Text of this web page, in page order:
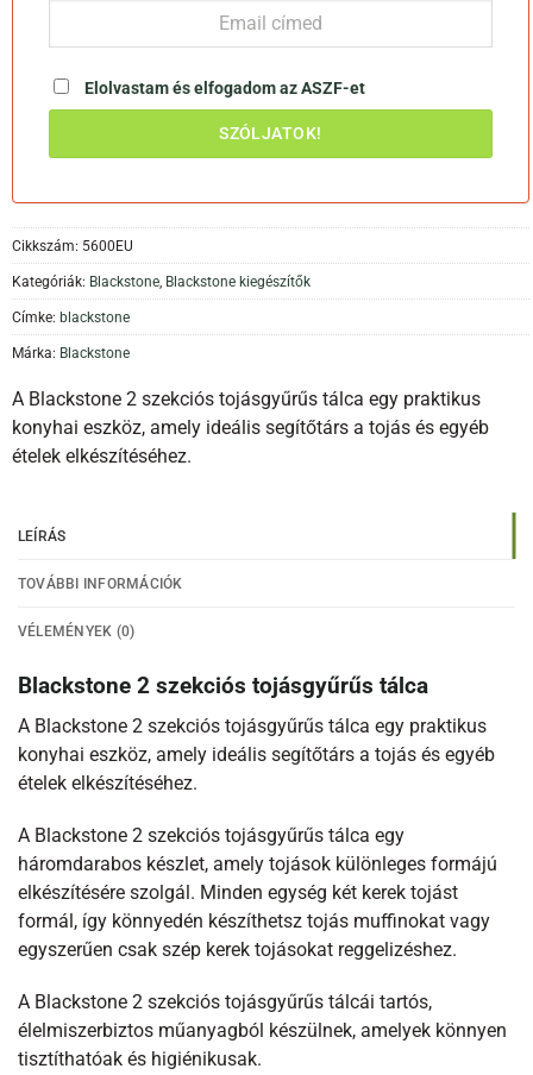
Elolvastam és elfogadom azASZF-et
Cikkszám: 5600EU
Kategóriák: Blackstone, Blackstone kiegészítők
Címke: blackstone
Márka: Blackstone
A Blackstone 2 szekciós tojásgyűrűs tálca egy praktikus
konyhai eszköz, amely ideális segítőtárs a tojás és egyéb
ételek elkészítéséhez.
LEÍRÁS
TOVÁBBI INFORMÁCIÓK
VÉLEMÉNYEK (0)
Blackstone 2 szekciós tojásgyűrűs tálca
A Blackstone 2 szekciós tojásgyűrűs tálca egy praktikus
konyhai eszköz, amely ideális segítőtárs a tojás és egyéb
ételek elkészítéséhez.
A Blackstone 2 szekciós tojásgyűrűs tálca egy
háromdarabos készlet, amely tojások különleges formájú
elkészítésére szolgál. Minden egység két kerek tojást
formál, így könnyedén készíthetsz tojás muffinokat vagy
egyszerűen csak szép kerek tojásokat reggelizéshez.
A Blackstone 2 szekciós tojásgyűrűs tálcái tartós,
élelmiszerbiztos műanyagból készülnek, amelyek könnyen
tisztíthatóak és higiénikusak.